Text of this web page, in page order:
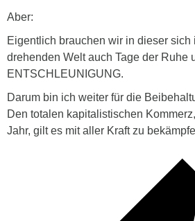
Aber:
Eigentlich brauchen wir in dieser sich
drehenden Welt auch Tage der Ruhe
ENTSCHLEUNIGUNG.
Darum bin ich weiter für die
Den totalen kapitalistischen
Jahr, gilt es mit aller Kraft zu